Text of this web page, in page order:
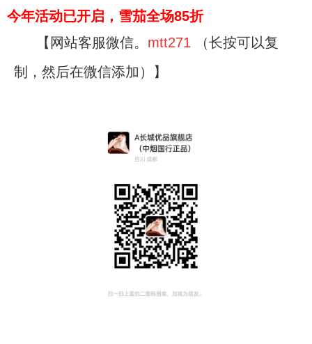
今年活动已开启，雪茄全场85折
【网站客服微信。 mtt271 （长按可以复
制，然后在微信添加）】